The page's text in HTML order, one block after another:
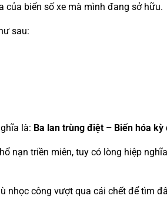
của biển số xe mà mình đang sở hữu.
sau:
là: Ba lan trùng điệt – Biến hóa kỳ
nạn triền miên, tuy có lòng hiệp
nhọc công vượt qua cái chết để tìm